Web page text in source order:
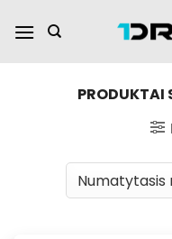
turinį
PRODUKTAI